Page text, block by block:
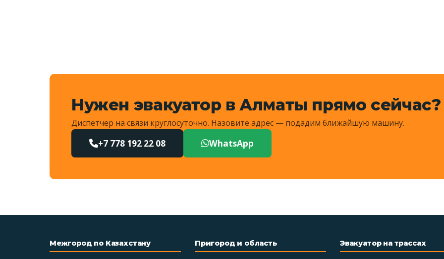
Нужен эвакуатор в Алматы прямо сейчас?
Диспетчер на связи круглосуточно. Назовите адрес — подадим ближайшую машину.
+7 778 192 22 08 WhatsApp
Межгород по Казахстану Пригород и область Эвакуатор на трассах